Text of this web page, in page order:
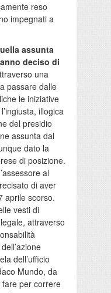
reso
impegnati a
assunta
deciso di
una
passare dalle
le iniziative
illogica
del presidio
assunta dal
dato la
di posizione.
al
di aver
aprile scorso.
vesti di
attraverso
dell’ufficio
Mundo, da
per correre